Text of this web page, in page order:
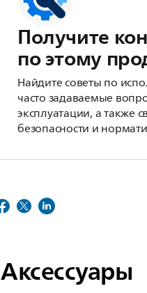
Получите
по этому
Найдите советы по
часто задаваемые
эксплуатации, а также
безопасности и
Аксессуары